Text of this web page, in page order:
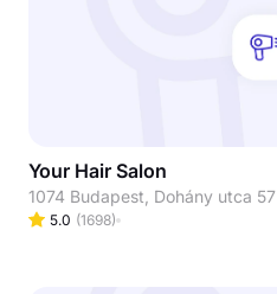
Your Hair Salon
1074 Budapest, Dohány utca 57
5.0 (1698)